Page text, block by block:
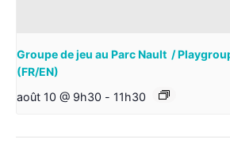
Groupe de jeu au Parc Nault /
(FR/EN)
août 10 @ 9h30 - 11h30